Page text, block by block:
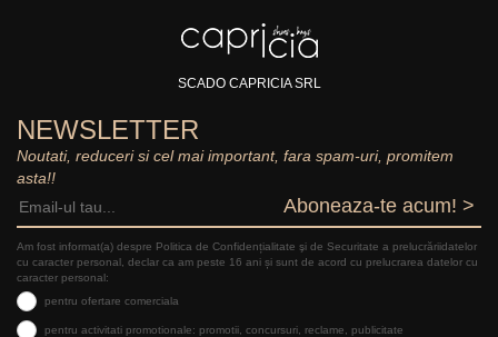
SCADO CAPRICIA SRL
NEWSLETTER
Noutati, reduceri si cel mai important, fara spam-uri, promitem
asta!!
Aboneaza-te acum! >
Am fost informat(a) despre Politica de Confidențialitate şi de Securitate a prelucrăriidatelor
cu caracter personal, declar ca am peste 16 ani și sunt de acord cu prelucrarea datelor cu
caracter personal:
pentru ofertare comerciala
pentru activitati promotionale: promotii, concursuri, reclame, publicitate